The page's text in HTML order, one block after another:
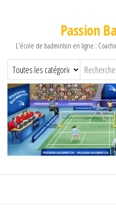
Passion
L'école de badminton en ligne :